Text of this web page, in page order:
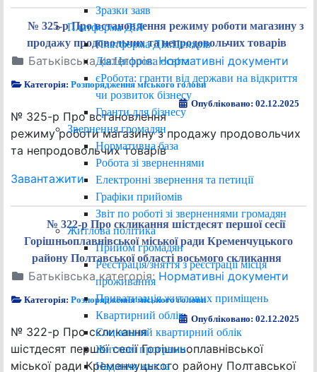
Зразки заяв
Платформа ДІЯ
Платформа ДІя.Центрів
Дія.Цифрова освіта
єРобота: гранти від держави на відкриття
чи розвиток бізнесу
Гранти для бізнесу
Звернення громадян
Нормативна база
Робота зі зверненнями
Електронні звернення та петиції
Графіки прийомів
Звіт по роботі зі зверненнями громадян
Житлова політика
Прийом громадян
Реєстрація/зняття з реєстрації місця
проживання
Приватизація житлових приміщень
Квартирний облік
Соціальний квартирний облік
Житлові програми
Надання житла
№ 325-р Про встановлення режиму роботи магазину з
продажу продовольчих та непродовольчих товарів
Батьківська категорія:Нормативні документи
Категорія:Розпорядження міського голови
Опубліковано: 02.12.2025
№ 325-р Про встановлення
режиму роботи магазину з продажу продовольчих
та непродовольчих товарів
Завантажити
№ 322-р Про скликання шістдесят першої сесії
Горішньоплавнівської міської ради Кременчуцького
району Полтавської області восьмого скликання
Батьківська категорія: Нормативні документи
Категорія:Розпорядження міського голови
Опубліковано: 02.12.2025
№ 322-р Про скликання
шістдесят першої сесії Горішньоплавнівської
міської ради Кременчуцького району Полтавської